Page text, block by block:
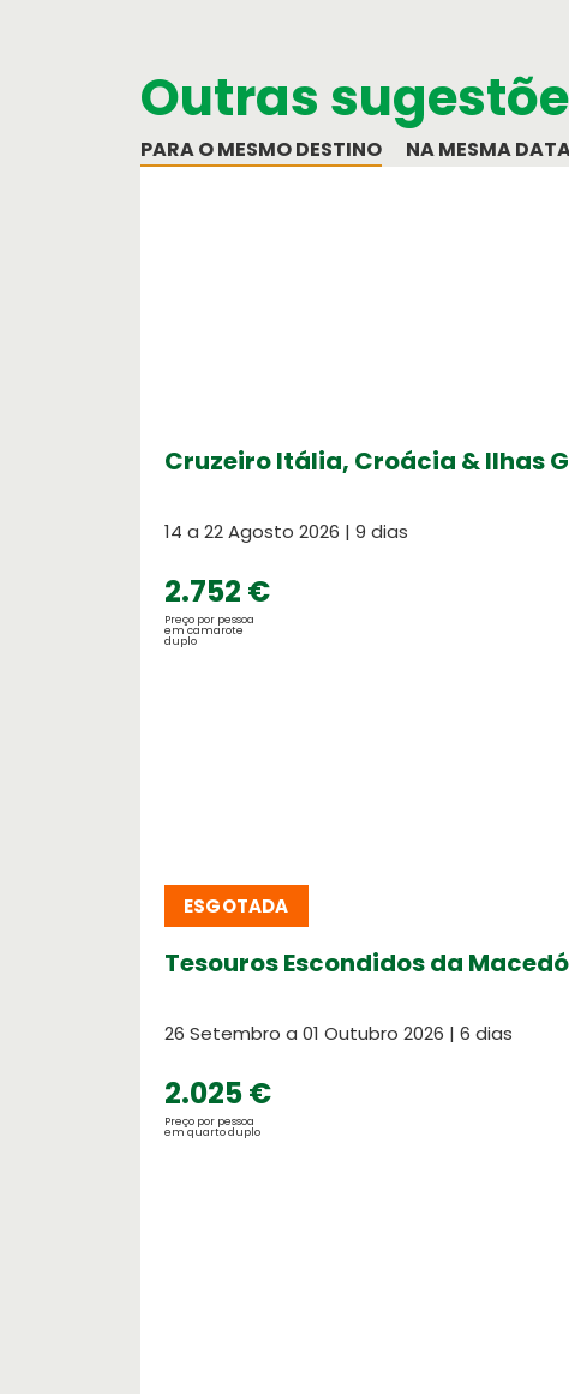
Destinos Praia
Outras
PARA O MESMO DESTINO NA MESMA
Cruzeiro Itália, Croácia & Ilhas
14 a 22 Agosto 2026 | 9 dias
2.752 €
Preço por pessoa
em camarote
duplo
ESGOTADA
Tesouros Escondidos da
26 Setembro a 01 Outubro 2026 | 6 dias
2.025 €
Preço por pessoa
em quarto duplo